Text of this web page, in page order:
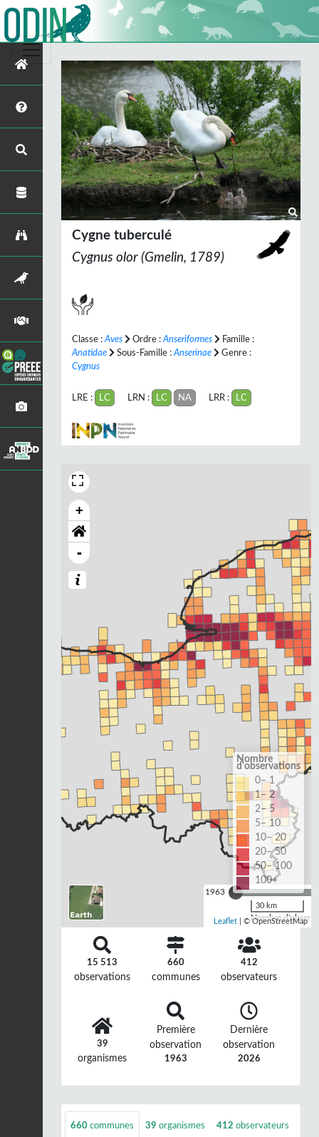
Cygne tuberculé
Cygnus olor (Gmelin, 1789)
Classe : Aves Ordre : Anseriformes
Famille :
Anatidae
Sous-Famille : Anserinae
Genre :
Cygnus
LRE : LC LRN : LC NA LRR : LC
+
-
1963
Nombre
Nombre
d'observations
0– 1
1– 2
2– 5
5– 10
10– 20
20– 50
50– 100
100+
30 km
Leaflet | © OpenStreetMap
15 513
observations
660
communes
412
observateurs
39
organismes
Première
observation
1963
Dernière
observation
2026
660 communes 39 organismes 412 observateurs